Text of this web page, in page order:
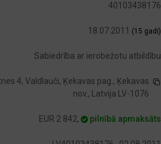
40103438176
18.07.2011 (15 gadi)
Sabiedrība ar ierobežotu atbildību
4, Valdlauči, Ķekavas pag., Ķekavas
nov., Latvija LV-1076
EUR 2 842, pilnībā apmaksāts